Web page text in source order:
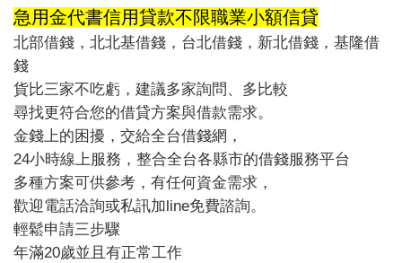
急用金代書信用貸款不限職業小額信貸
北部借錢，北北基借錢，台北借錢，新北借錢，基隆借
錢
貨比三家不吃虧，建議多家詢問、多比較
尋找更符合您的借貸方案與借款需求。
金錢上的困擾，交給全台借錢網，
24小時線上服務，整合全台各縣市的借錢服務平台
多種方案可供參考，有任何資金需求，
歡迎電話洽詢或私訊加line免費諮詢。
輕鬆申請三步驟
年滿20歲並且有正常工作